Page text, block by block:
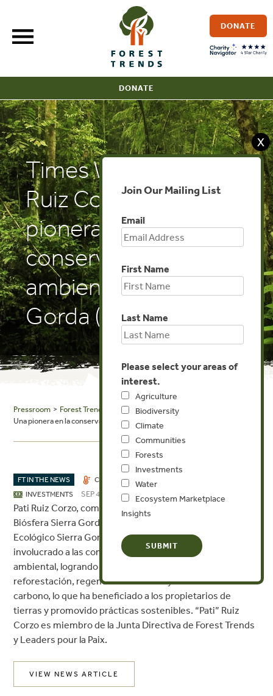
content
DONATE
DONATE
Times Woman: Pati
Ruiz Corzo: Una
pionera en la
conservación
ambiental de Sierra
Gorda (México)
Pressroom > Forest Trends in the News> Times Woman: Pati Ruiz Corzo:
Una pionera en la conservación ambiental de Sierra Gorda (México)
FT IN THE NEWS CLIMATE COMMUNITIES
INVESTMENTS
SEP 4, 2024
Pati Ruiz Corzo, como directora de la Reserva de la
Biósfera Sierra Gorda en Querétaro, fundó el Grupo
Ecológico Sierra Gorda en 1987. Desde entonces, ha
involucrado a las comunidades locales en la conservación
ambiental, logrando importantes avances en
reforestación, regeneración natural y en el mercado de
carbono, lo que ha beneficiado a los propietarios de
tierras y promovido prácticas sostenibles. “Pati” Ruiz
Corzo es miembro de la Junta Directiva de Forest Trends
y Leaders pour la Paix.
VIEW NEWS ARTICLE
X
Join Our Mailing List
Email
First Name
Last Name
Please select your areas of
interest.
Agriculture
Biodiversity
Climate
Communities
Forests
Investments
Water
Ecosystem Marketplace
Insights